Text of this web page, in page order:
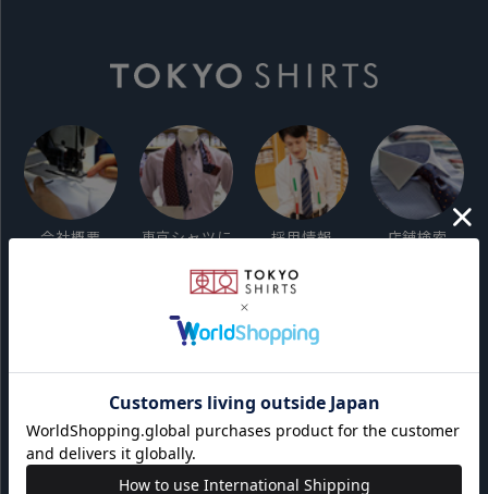
会社概要
東京シャツに
採用情報 店舗検索
ご利用ガイド
サイト利用規約
会員利用規約